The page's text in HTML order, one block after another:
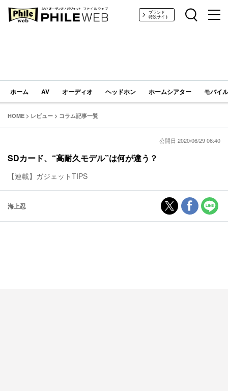
PHILE WEB｜AV/オーディオ/ガジェットブランド
特設サイト
ホーム AV オーディオ ヘッドホン ホームシアター モバイ
HOME > レビュー > コラム記事一覧
公開日 2020/06/29 06:40
SDカード、“高耐久モデル”は何が違う？
【連載】ガジェットTIPS
海上忍